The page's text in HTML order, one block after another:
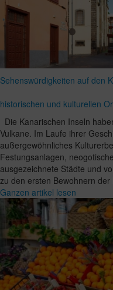
Sehenswürdigkeiten auf den
historischen und kulturellen
Die Kanarischen Inseln
Vulkane. Im Laufe ihrer
außergewöhnliches
Festungsanlagen,
ausgezeichnete Städte und
zu den ersten Bewohnern
Ganzen artikel lesen